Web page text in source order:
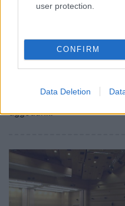
user protection.
CONFIRM
Data Deletion
2023. január 12. 19:23
Ipsos: a magyarok
Főként az infláció és az
aggódunk.